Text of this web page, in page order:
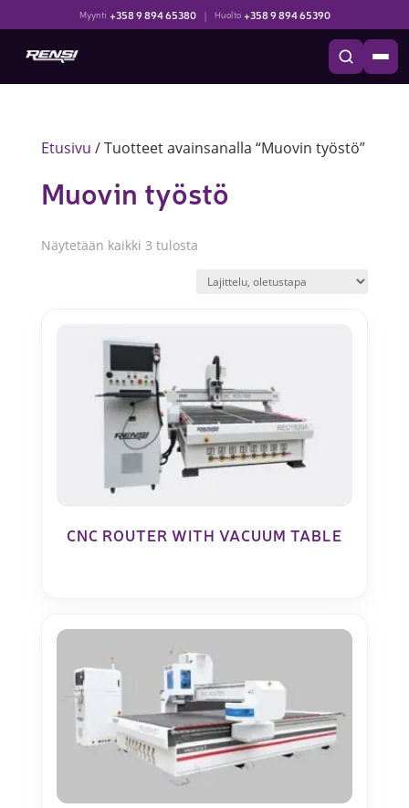
Myynti +358 9 894 65380 | Huolto +358 9 894 65390
Etusivu / Tuotteet avainsanalla “Muovin työstö”
Muovin työstö
Näytetään kaikki 3 tulosta
CNC ROUTER WITH VACUUM TABLE